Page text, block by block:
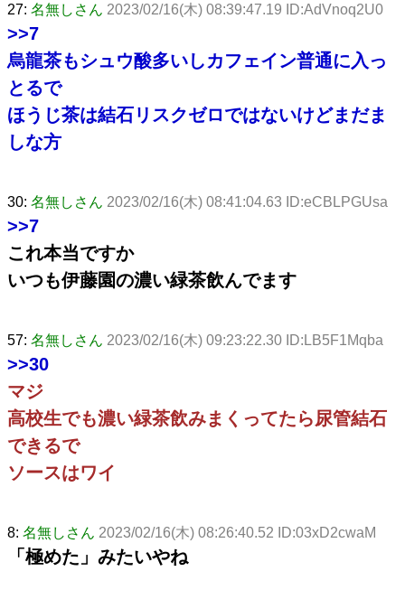
27: 名無しさん 2023/02/16(木) 08:39:47.19 ID:AdVnoq2U0
>>7
烏龍茶もシュウ酸多いしカフェイン普通に入っ
とるで
ほうじ茶は結石リスクゼロではないけどまだま
しな方
30: 名無しさん 2023/02/16(木) 08:41:04.63 ID:eCBLPGUsa
>>7
これ本当ですか
いつも伊藤園の濃い緑茶飲んでます
57: 名無しさん 2023/02/16(木) 09:23:22.30 ID:LB5F1Mqba
>>30
マジ
高校生でも濃い緑茶飲みまくってたら尿管結石
できるで
ソースはワイ
8: 名無しさん 2023/02/16(木) 08:26:40.52 ID:03xD2cwaM
「極めた」みたいやね